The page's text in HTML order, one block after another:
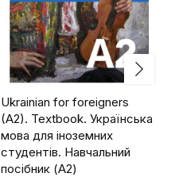
Ukrainian for foreigners
(A2). Textbook. Українська
мова для іноземних
студентів. Навчальний
посібник (A2)